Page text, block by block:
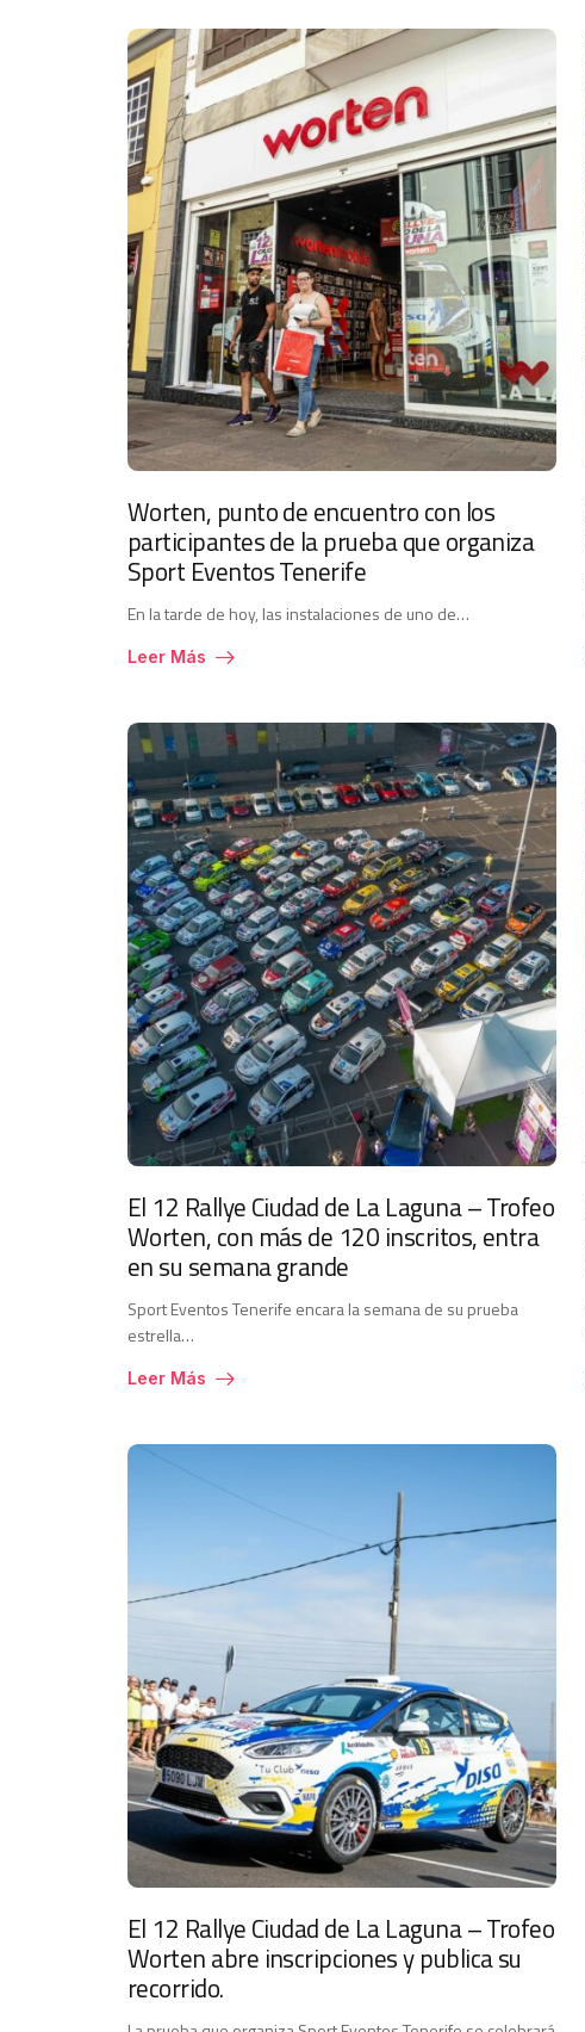
Worten, punto de encuentro con los
participantes de la prueba que organiza
Sport Eventos Tenerife
En la tarde de hoy, las instalaciones de uno de…
Leer Más
El 12 Rallye Ciudad de La Laguna – Trofeo
Worten, con más de 120 inscritos, entra
en su semana grande
Sport Eventos Tenerife encara la semana de su prueba
estrella…
Leer Más
El 12 Rallye Ciudad de La Laguna – Trofeo
Worten abre inscripciones y publica su
recorrido.